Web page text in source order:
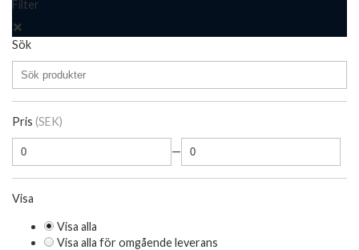
Filter
Sök
Pris (SEK)
—
Visa
Visa alla
Visa alla för omgående leverans